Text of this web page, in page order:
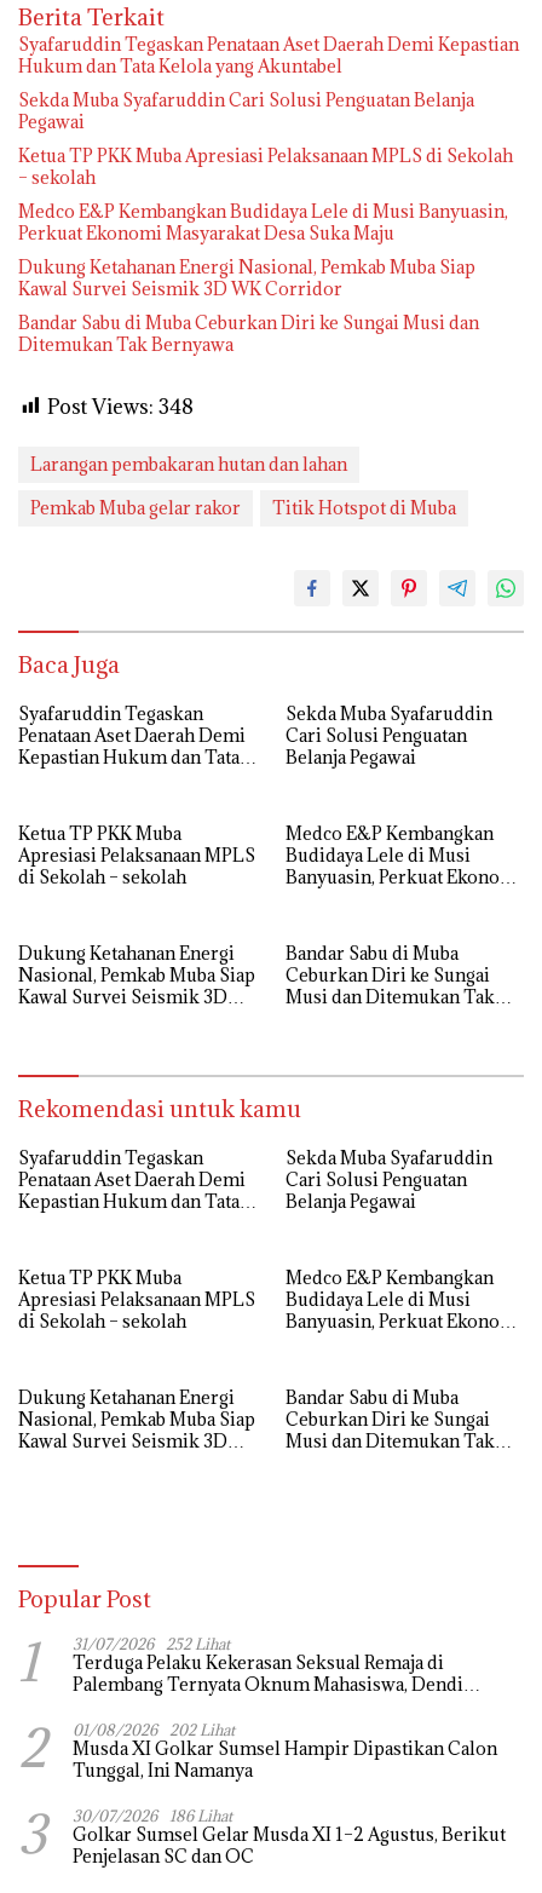
Berita Terkait
Syafaruddin Tegaskan Penataan Aset Daerah Demi Kepastian
Hukum dan Tata Kelola yang Akuntabel
Sekda Muba Syafaruddin Cari Solusi Penguatan Belanja
Pegawai
Ketua TP PKK Muba Apresiasi Pelaksanaan MPLS di Sekolah
– sekolah
Medco E&P Kembangkan Budidaya Lele di Musi Banyuasin,
Perkuat Ekonomi Masyarakat Desa Suka Maju
Dukung Ketahanan Energi Nasional, Pemkab Muba Siap
Kawal Survei Seismik 3D WK Corridor
Bandar Sabu di Muba Ceburkan Diri ke Sungai Musi dan
Ditemukan Tak Bernyawa
Post Views: 348
Larangan pembakaran hutan dan lahan
Pemkab Muba gelar rakor
Titik Hotspot di Muba
Baca Juga
Syafaruddin Tegaskan
Penataan Aset Daerah Demi
Kepastian Hukum dan Tata
Sekda Muba Syafaruddin
Cari Solusi Penguatan
Belanja Pegawai
Ketua TP PKK Muba
Apresiasi Pelaksanaan MPLS
di Sekolah – sekolah
Medco E&P Kembangkan
Budidaya Lele di Musi
Banyuasin, Perkuat Ekonomi
Dukung Ketahanan Energi
Nasional, Pemkab Muba Siap
Kawal Survei Seismik 3D
Bandar Sabu di Muba
Ceburkan Diri ke Sungai
Musi dan Ditemukan Tak
Rekomendasi untuk kamu
Syafaruddin Tegaskan
Penataan Aset Daerah Demi
Kepastian Hukum dan Tata
Sekda Muba Syafaruddin
Cari Solusi Penguatan
Belanja Pegawai
Ketua TP PKK Muba
Apresiasi Pelaksanaan MPLS
di Sekolah – sekolah
Medco E&P Kembangkan
Budidaya Lele di Musi
Banyuasin, Perkuat Ekonomi
Dukung Ketahanan Energi
Nasional, Pemkab Muba Siap
Kawal Survei Seismik 3D
Bandar Sabu di Muba
Ceburkan Diri ke Sungai
Musi dan Ditemukan Tak
Popular Post
1 31/07/2026 252 Lihat
Terduga Pelaku Kekerasan Seksual Remaja di
Palembang Ternyata Oknum Mahasiswa, Dendi
2 01/08/2026 202 Lihat
Musda XI Golkar Sumsel Hampir Dipastikan Calon
Tunggal, Ini Namanya
3 30/07/2026 186 Lihat
Golkar Sumsel Gelar Musda XI 1–2 Agustus, Berikut
Penjelasan SC dan OC